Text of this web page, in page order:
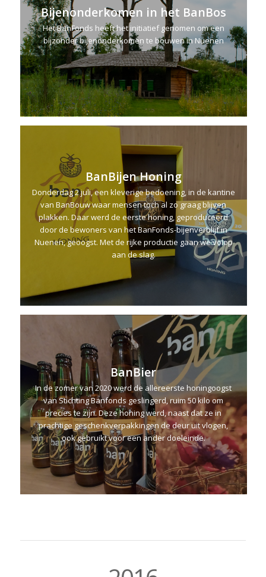
Bijenonderkomen in het BanBos
Het BanFonds heeft het initiatief genomen om een
bijzonder bijenonderkomen te bouwen in Nuenen
BanBijen Honing
Donderdag 2 juli, een kleverige bedoening, in de kantine
van BanBouw waar mensen toch al zo graag blijven
plakken. Daar werd de eerste honing, geproduceerd
door de bewoners van het BanFonds-bijenverblijf in
Nuenen, geoogst. Met de rijke productie gaan we volop
aan de slag.
BanBier
In de zomer van 2020 werd de allereerste honingoogst
van Stichting Banfonds geslingerd, ruim 50 kilo om
precies te zijn. Deze honing werd, naast dat ze in
prachtige geschenkverpakkingen de deur uit vlogen,
ook gebruikt voor een ander doeleinde.